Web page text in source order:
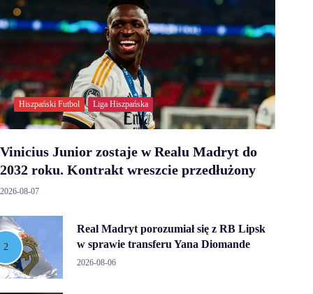
Hiszpański Futbol Liga Hiszpańska
Vinicius Junior zostaje w Realu Madryt do
2032 roku. Kontrakt wreszcie przedłużony
2026-08-07
Real Madryt porozumiał się z RB Lipsk
w sprawie transferu Yana Diomande
2026-08-06